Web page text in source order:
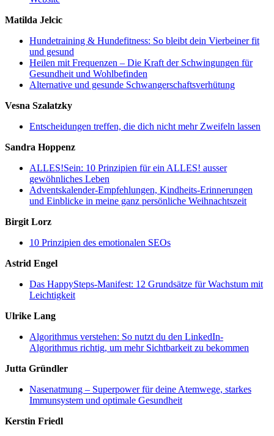
Matilda Jelcic
Hundetraining & Hundefitness: So bleibt dein Vierbeiner fit
und gesund
Heilen mit Frequenzen – Die Kraft der Schwingungen für
Gesundheit und Wohlbefinden
Alternative und gesunde Schwangerschaftsverhütung
Vesna Szalatzky
Entscheidungen treffen, die dich nicht mehr Zweifeln lassen
Sandra Hoppenz
ALLES!Sein: 10 Prinzipien für ein ALLES! ausser
gewöhnliches Leben
Adventskalender-Empfehlungen, Kindheits-Erinnerungen
und Einblicke in meine ganz persönliche Weihnachtszeit
Birgit Lorz
10 Prinzipien des emotionalen SEOs
Astrid Engel
Das HappySteps-Manifest: 12 Grundsätze für Wachstum mit
Leichtigkeit
Ulrike Lang
Algorithmus verstehen: So nutzt du den LinkedIn-
Algorithmus richtig, um mehr Sichtbarkeit zu bekommen
Jutta Gründler
Nasenatmung – Superpower für deine Atemwege, starkes
Immunsystem und optimale Gesundheit
Kerstin Friedl